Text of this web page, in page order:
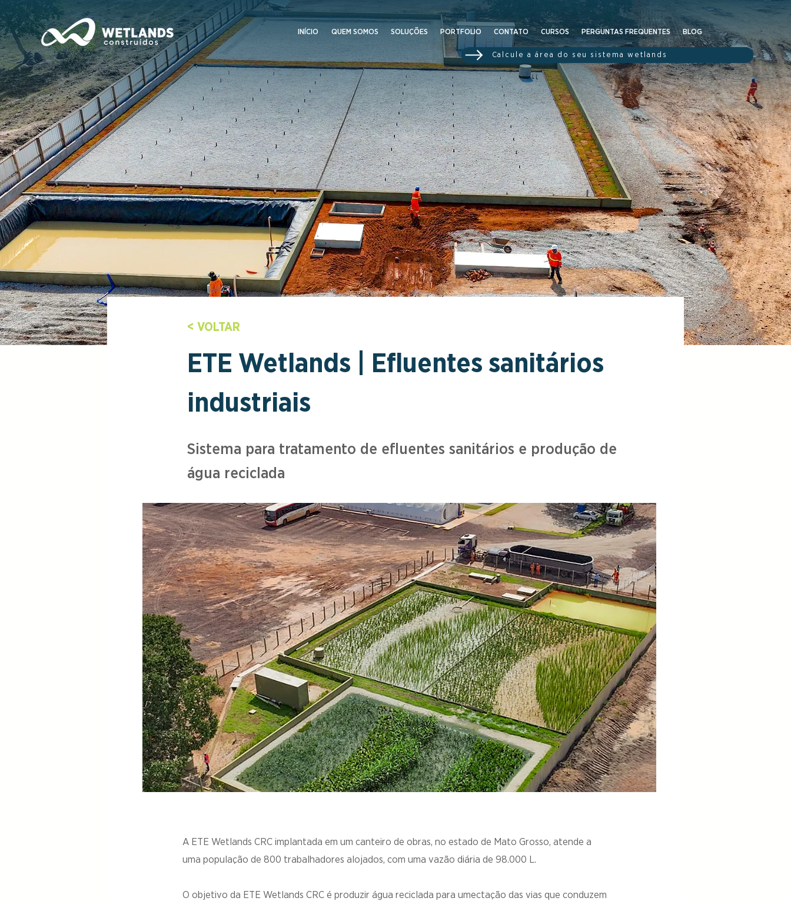
INÍCIO QUEM SOMOS SOLUÇÕES PORTFOLIO CONTATO CURSOS PERGUNTAS FREQUENTES BLOG
Calcule a área do seu sistema wetlands
< VOLTAR
ETE Wetlands | Efluentes sanitários
industriais
Sistema para tratamento de efluentes sanitários e produção de
água reciclada
A ETE Wetlands CRC implantada em um canteiro de obras, no estado de Mato Grosso, atende a
uma população de 800 trabalhadores alojados, com uma vazão diária de 98.000 L.
O objetivo da ETE Wetlands CRC é produzir água reciclada para umectação das vias que conduzem